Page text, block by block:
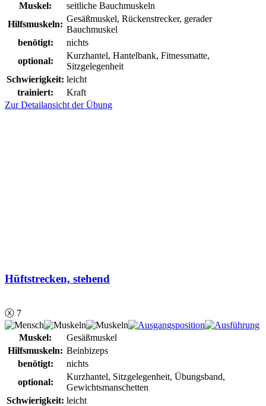
Muskel:
seitliche Bauchmuskeln
Hilfsmuskeln:
Gesäßmuskel, Rückenstrecker, gerader
Bauchmuskel
benötigt:
nichts
optional:
Kurzhantel, Hantelbank, Fitnessmatte,
Sitzgelegenheit
Schwierigkeit: leicht
trainiert:
Kraft
Zur Detailansicht der Übung
Hüftstrecken, stehend
ⓧ 7
Muskel:
Gesäßmuskel
Hilfsmuskeln: Beinbizeps
benötigt:
nichts
optional:
Kurzhantel, Sitzgelegenheit, Übungsband,
Gewichtsmanschetten
Schwierigkeit: leicht